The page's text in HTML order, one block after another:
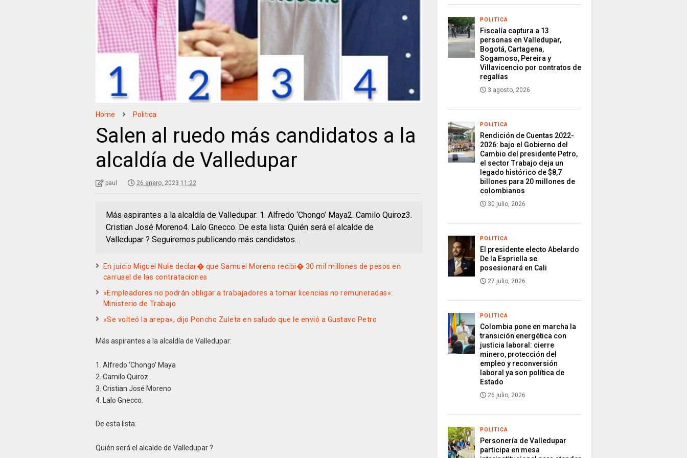
Home Politica
Salen al ruedo más candidatos a la
alcaldía de Valledupar
paul 26 enero, 2023 11:22
Más aspirantes a la alcaldía de Valledupar: 1. Alfredo ‘Chongo’ Maya2. Camilo Quiroz3.
Cristian José Moreno4. Lalo Gnecco. De esta lista: Quién será el alcalde de
Valledupar ? Seguiremos publicando más candidatos…
En juicio Miguel Nule declar� que Samuel Moreno recibi� 30 mil millones de pesos en
carrusel de las contrataciones
«Empleadores no podrán obligar a trabajadores a tomar licencias no remuneradas»:
Ministerio de Trabajo
«Se volteó la arepa», dijo Poncho Zuleta en saludo que le envió a Gustavo Petro
Más aspirantes a la alcaldía de Valledupar:
1. Alfredo ‘Chongo’ Maya
2. Camilo Quiroz
3. Cristian José Moreno
4. Lalo Gnecco.
De esta lista:
Quién será el alcalde de Valledupar ?
POLITICA
Fiscalía captura a 13
personas en Valledupar,
Bogotá, Cartagena,
Sogamoso, Pereira y
Villavicencio por contratos de
regalías
3 agosto, 2026
POLITICA
Rendición de Cuentas 2022-
2026: bajo el Gobierno del
Cambio del presidente Petro,
el sector Trabajo deja un
legado histórico de $8,7
billones para 20 millones de
colombianos
30 julio, 2026
POLITICA
El presidente electo Abelardo
De la Espriella se
posesionará en Cali
27 julio, 2026
POLITICA
Colombia pone en marcha la
transición energética con
justicia laboral: cierre
minero, protección del
empleo y reconversión
laboral ya son política de
Estado
26 julio, 2026
POLITICA
Personería de Valledupar
participa en mesa